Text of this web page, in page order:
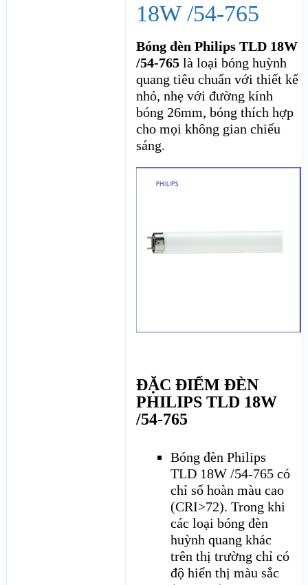
18W /54-765
Bóng đèn Philips TLD 18W
/54-765 là loại bóng huỳnh
quang tiêu chuẩn với thiết kế
nhỏ, nhẹ với đường kính
bóng 26mm, bóng thích hợp
cho mọi không gian chiếu
sáng.
ĐẶC ĐIỂM ĐÈN
PHILIPS TLD 18W
/54-765
Bóng đèn Philips
TLD 18W /54-765 có
chỉ số hoàn màu cao
(CRI>72). Trong khi
các loại bóng đèn
huỳnh quang khác
trên thị trường chỉ có
độ hiển thị màu sắc